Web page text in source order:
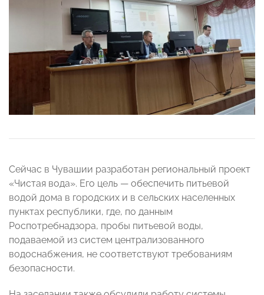
Сейчас в Чувашии разработан региональный проект
«Чистая вода». Его цель — обеспечить питьевой
водой дома в городских и в сельских населенных
пунктах республики, где, по данным
Роспотребнадзора, пробы питьевой воды,
подаваемой из систем централизованного
водоснабжения, не соответствуют требованиям
безопасности.